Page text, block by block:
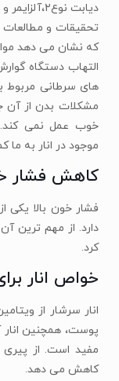
دیابت نوع۲،آلزایمر و حتی چاقی مفرط
تحقیقات و مطالعات
که نشان می دهد
التهاب دستگاه
های سرطانی مربوط
مشکلات بدن از آن
خوب عمل نمی
موجود در انار به
کاهش فشار
فشار خون بالا یکی
دارد. از مهم ترین
کرد.
خواص انار
پوست، همچنین انار
مفید است. از
کاهش می دهد.